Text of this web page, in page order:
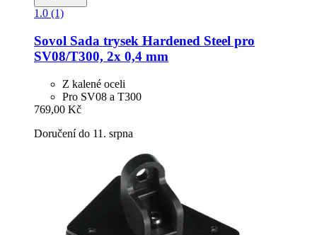
1.0 (1)
Sovol Sada trysek Hardened Steel pro
SV08/T300, 2x 0,4 mm
Z kalené oceli
Pro SV08 a T300
769,00 Kč
Doručení do 11. srpna